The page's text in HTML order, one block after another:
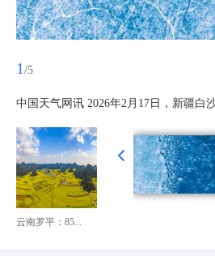
1 /5
中国天气网讯 2026年2月17日，新疆
云南罗平：85...